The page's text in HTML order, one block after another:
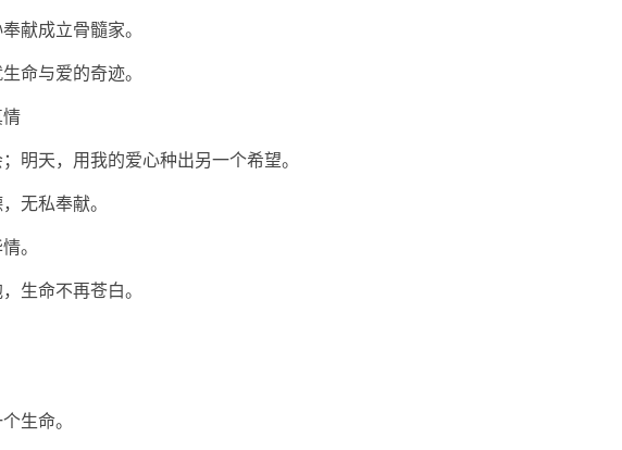
献成立骨髓家。
命与爱的奇迹。
情
明天，用我的爱心种出另一个希望。
无私奉献。
。
生命不再苍白。
生命。